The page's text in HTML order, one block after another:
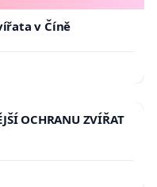
v Číně
OCHRANU ZVÍŘAT